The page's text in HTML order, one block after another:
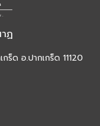
ฏ
ร็ด อ.ปากเกร็ด 11120